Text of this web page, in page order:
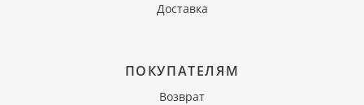
Доставка
ПОКУПАТЕЛЯМ
Возврат